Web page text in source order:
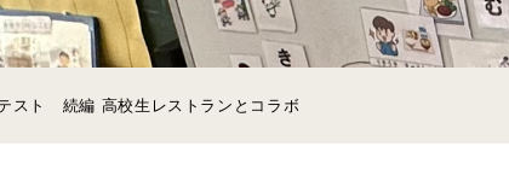
スト 続編 高校生レストランとコラボ